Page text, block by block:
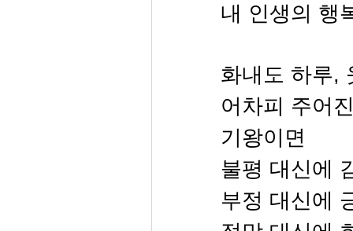
내 인생의 행
화내도 하루
어차피 주어
기왕이면
불평 대신에
부정 대신에